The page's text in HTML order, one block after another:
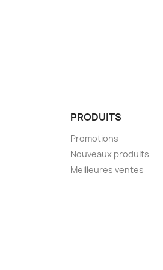
PRODUITS
Promotions
Nouveaux produits
Meilleures ventes